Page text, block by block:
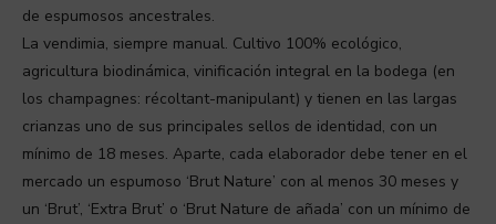
de espumosos ancestrales.
La vendimia, siempre manual. Cultivo 100% ecológico,
agricultura biodinámica, vinificación integral en la bodega (en
los champagnes: récoltant-manipulant) y tienen en las largas
crianzas uno de sus principales sellos de identidad, con un
mínimo de 18 meses. Aparte, cada elaborador debe tener en el
mercado un espumoso ‘Brut Nature’ con al menos 30 meses y
un ‘Brut’, ‘Extra Brut’ o ‘Brut Nature de añada’ con un mínimo de